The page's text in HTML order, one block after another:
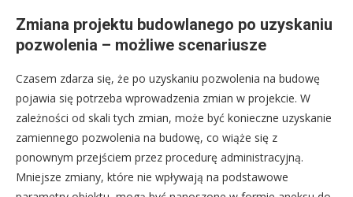
Zmiana projektu budowlanego po uzyskaniu
pozwolenia – możliwe scenariusze
Czasem zdarza się, że po uzyskaniu pozwolenia na budowę
pojawia się potrzeba wprowadzenia zmian w projekcie. W
zależności od skali tych zmian, może być konieczne uzyskanie
zamiennego pozwolenia na budowę, co wiąże się z
ponownym przejściem przez procedurę administracyjną.
Mniejsze zmiany, które nie wpływają na podstawowe